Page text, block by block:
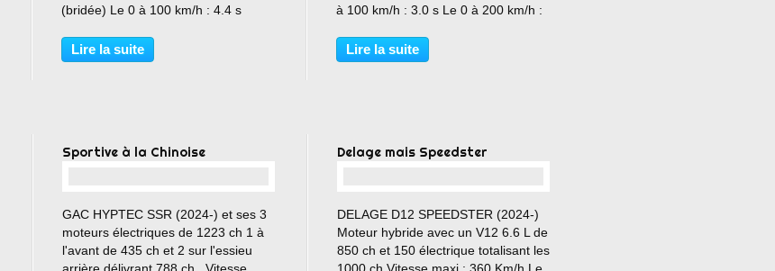
(bridée) Le 0 à 100 km/h : 4.4 s
trouvé de chiffres pour ce modèle,
mais si le proprio désire se
Lire la suite
à 100 km/h : 3.0 s Le 0 à 200 km/h :
(2020) : (à partir de) 299 994 € ==>
Regardez le prix sur l'affiche des
Lire la suite
Sportive à la Chinoise
GAC HYPTEC SSR (2024-) et ses 3
moteurs électriques de 1223 ch 1 à
l'avant de 435 ch et 2 sur l'essieu
Delage mais Speedster
DELAGE D12 SPEEDSTER (2024-)
Moteur hybride avec un V12 6.6 L de
850 ch et 150 électrique totalisant les